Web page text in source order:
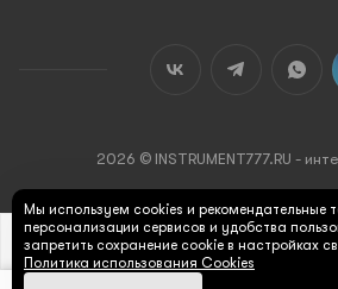
2026 © INSTRUMENT777.RU -
Мы используем cookies и рекомендательные
персонализации сервисов и удобства
запретить сохранение cookie в настройках
Политика использования Cookies